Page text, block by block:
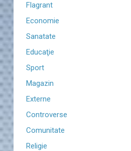
Flagrant
Economie
Sanatate
Educaţie
Sport
Magazin
Externe
Controverse
Comunitate
Religie